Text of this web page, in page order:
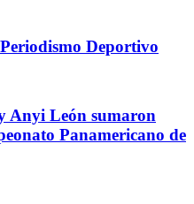
Deportivo
Anyi León sumaron
Panamericano de